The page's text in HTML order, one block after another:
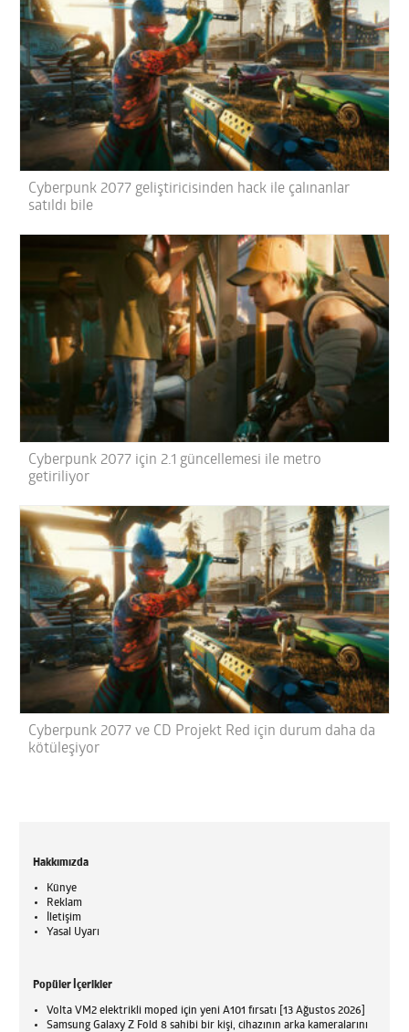
Cyberpunk 2077 geliştiricisinden hack ile çalınanlar
satıldı bile
Cyberpunk 2077 için 2.1 güncellemesi ile metro
getiriliyor
Cyberpunk 2077 ve CD Projekt Red için durum daha da
kötüleşiyor
Hakkımızda
Künye
Reklam
İletişim
Yasal Uyarı
Popüler İçerikler
Volta VM2 elektrikli moped için yeni A101 fırsatı [13 Ağustos 2026]
Samsung Galaxy Z Fold 8 sahibi bir kişi, cihazının arka kameralarını